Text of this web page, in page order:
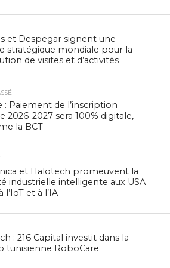
et Despegar signent une
stratégique mondiale pour la
de visites et d’activités
: Paiement de l’inscription
2026-2027 sera 100% digitale,
la BCT
et Halotech promeuvent la
industrielle intelligente aux USA
l’IoT et à l’IA
: 216 Capital investit dans la
tunisienne RoboCare